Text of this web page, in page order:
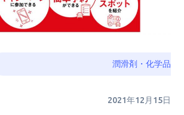
潤滑剤・化学品
2021年12月15日